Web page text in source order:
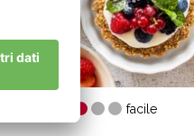
facile